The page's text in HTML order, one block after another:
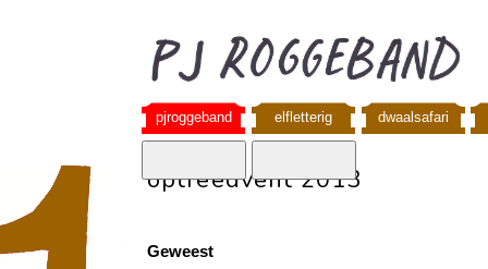
pjroggeband elfletterig dwaalsafari
optreedvent 2013
Geweest